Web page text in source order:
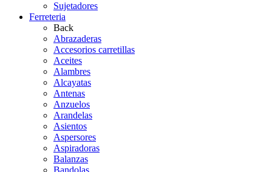
Sujetadores
Ferreteria
Back
Abrazaderas
Accesorios carretillas
Aceites
Alambres
Alcayatas
Antenas
Anzuelos
Arandelas
Asientos
Aspersores
Aspiradoras
Balanzas
Bandolas